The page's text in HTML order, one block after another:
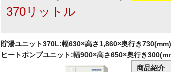
370リットル
貯湯ユニット370L:幅630×高さ1,860×奥行き730(mm)
ヒートポンプユニット:幅900×高さ650×奥行き
商品紹介